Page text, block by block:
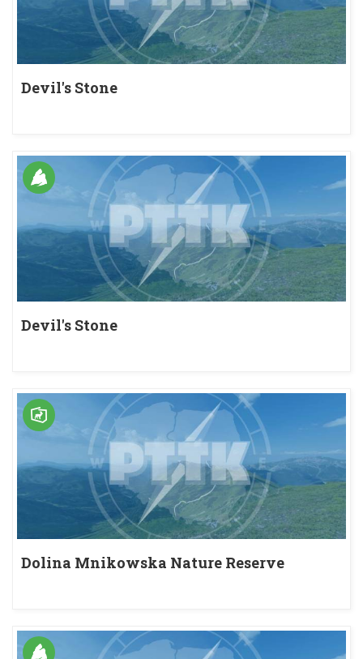
Devil's Stone
Devil's Stone
Dolina Mnikowska Nature Reserve